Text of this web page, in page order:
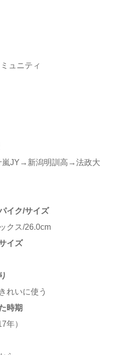
ュニティ
JY→新潟明訓高→法政大
イク/サイズ
クス/26.0cm
イズ
れいに使う
時期
年）